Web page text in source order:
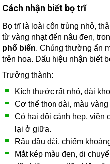
Cách nhận biết bọ trĩ
Bọ trĩ là loài côn trùng nhỏ,
từ vàng nhạt đến nâu đen,
phổ biến. Chúng thường ẩn
trên hoa. Dấu hiệu nhận biết
Trưởng thành:
Kích thước rất nhỏ, dài
Cơ thể thon dài, màu
Có hai đôi cánh hẹp, viền
lại ở giữa.
Râu đầu dài, chiếm
Mắt kép màu đen, di